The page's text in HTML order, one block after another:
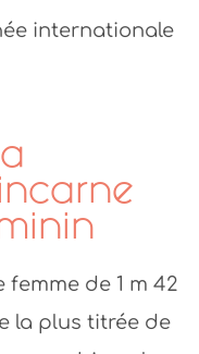
internationale
femme de 1 m 42
la plus titrée de